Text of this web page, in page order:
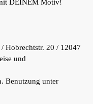
DEINEM Motiv!
Hobrechtstr. 20 / 12047
und
Benutzung unter